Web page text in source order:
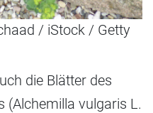
/ iStock / Getty
die Blätter des
(Alchemilla vulgaris L.